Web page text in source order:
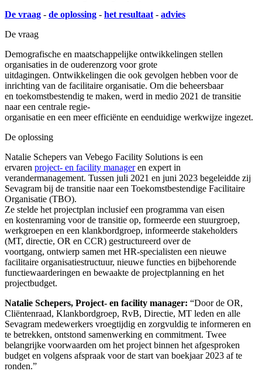
De vraag - de oplossing - het resultaat - advies
De vraag
Demografische en maatschappelijke ontwikkelingen stellen
organisaties in de ouderenzorg voor grote
uitdagingen. Ontwikkelingen die ook gevolgen hebben voor de
inrichting van de facilitaire organisatie. Om die beheersbaar
en toekomstbestendig te maken, werd in medio 2021 de transitie
naar een centrale regie-
organisatie en een meer efficiënte en eenduidige werkwijze ingezet.
De oplossing
Natalie Schepers van Vebego Facility Solutions is een
ervaren project- en facility manageren expert in
verandermanagement. Tussen juli 2021 en juni 2023 begeleidde zij
Sevagram bij de transitie naar een Toekomstbestendige Facilitaire
Organisatie (TBO).
Ze stelde het projectplan inclusiefeen programma van eisen
en kostenraming voor de transitie op, formeerde een stuurgroep,
werkgroepen en een klankbordgroep, informeerde stakeholders
(MT, directie, OR en CCR) gestructureerd over de
voortgang, ontwierp samen met HR-specialisten een nieuwe
facilitaire organisatiestructuur, nieuwe functies en bijbehorende
functiewaarderingen en bewaakte de projectplanning en het
projectbudget.
Natalie Schepers, Project- en facility manager: “Door de OR,
Cliëntenraad, Klankbordgroep, RvB, Directie, MT leden en alle
Sevagram medewerkers vroegtijdig en zorgvuldig te informeren en
te betrekken, ontstond samenwerking en commitment. Twee
belangrijke voorwaarden om het project binnen het afgesproken
budget en volgens afspraak voor de start van boekjaar 2023 af te
ronden.”